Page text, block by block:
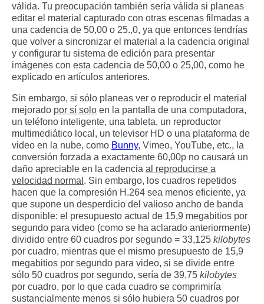
válida. Tu preocupación también sería válida si planeas
editar el material capturado con otras escenas filmadas a
una cadencia de 50,00 o 25.,0, ya que entonces tendrías
que volver a sincronizar el material a la cadencia original
y configurar tu sistema de edición para presentar
imágenes con esta cadencia de 50,00 o 25,00, como he
explicado en artículos anteriores.
Sin embargo, si sólo planeas ver o reproducir el material
mejorado por sí solo en la pantalla de una computadora,
un teléfono inteligente, una tableta, un reproductor
multimediático local, un televisor HD o una plataforma de
video en la nube, como Bunny, Vimeo, YouTube, etc., la
conversión forzada a exactamente 60,00p no causará un
daño apreciable en la cadencia al reproducirse a
velocidad normal . Sin embargo, los cuadros repetidos
hacen que la compresión H.264 sea menos eficiente, ya
que supone un desperdicio del valioso ancho de banda
disponible: el presupuesto actual de 15,9 megabitios por
segundo para video (como se ha aclarado anteriormente)
dividido entre 60 cuadros por segundo = 33,125 kilobytes
por cuadro, mientras que el mismo presupuesto de 15,9
megabitios por segundo para video, si se divide entre
sólo 50 cuadros por segundo, sería de 39,75 kilobytes
por cuadro, por lo que cada cuadro se comprimiría
sustancialmente menos si sólo hubiera 50 cuadros por